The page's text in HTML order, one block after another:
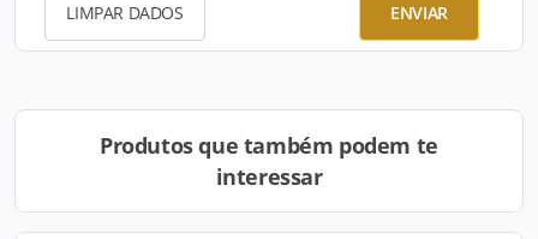
LIMPAR DADOS ENVIAR
Produtos que também podem te
interessar